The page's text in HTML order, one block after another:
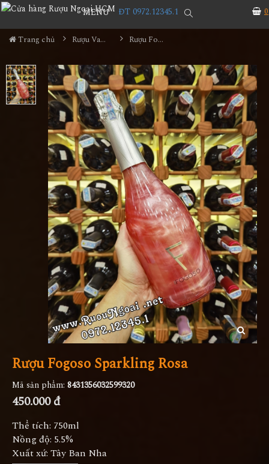
0
MENU ĐT 0972.12345.1
Trang chủ Rượu Vang Rượu Fogoso Sparkling Rosa
Rượu Fogoso Sparkling Rosa
Mã sản phẩm: 8431356032599320
450.000 đ
Thể tích: 750ml
Nồng độ: 5.5%
Xuất xứ: Tây Ban Nha